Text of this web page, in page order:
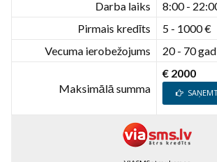
Darba laiks
8:00 -
Pirmais kredīts
5 - 1000 €
Vecuma ierobežojums
20 - 70
Maksimālā summa
€ 2000